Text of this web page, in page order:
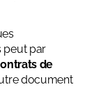
peut par
de
document